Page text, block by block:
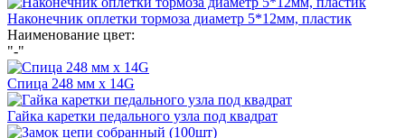
Наконечник оплетки тормоза диаметр 5*12мм, пластик
Наименование цвет:
"-"
Спица 248 мм х 14G
Гайка каретки педального узла под квадрат